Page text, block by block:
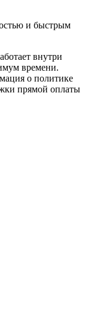
и быстрым
внутри
времени.
о политике
прямой оплаты